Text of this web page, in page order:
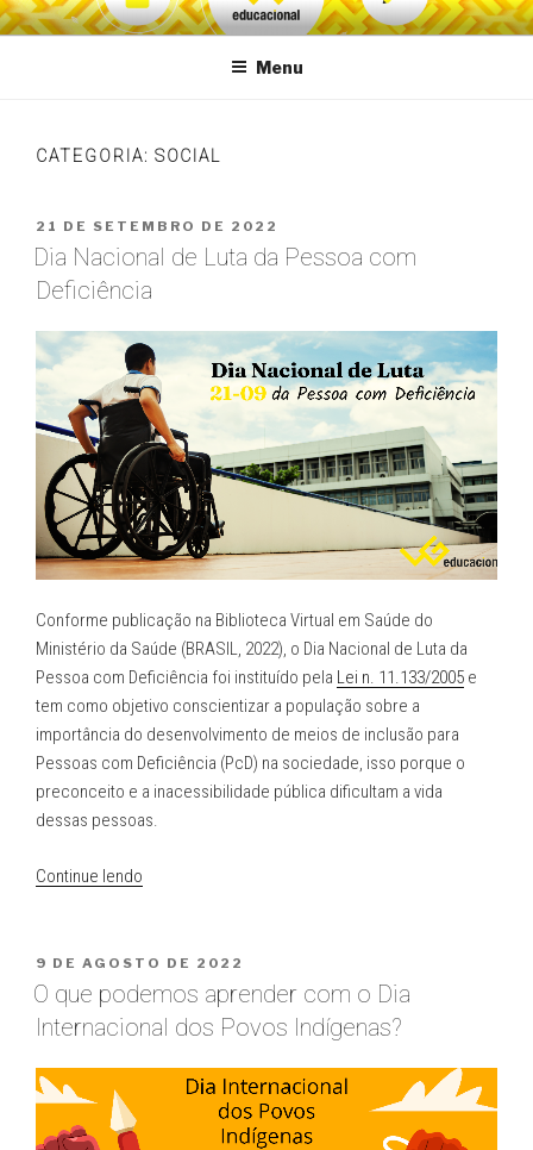
Pular
para
VG Educacional
Menu
CATEGORIA: SOCIAL
PUBLICADO
EM
21 DE SETEMBRO DE 2022
Dia Nacional de Luta da Pessoa com
Deficiência
Conforme publicação na Biblioteca Virtual em Saúde do
Ministério da Saúde (BRASIL, 2022), o Dia Nacional de Luta da
Pessoa com Deficiência foi instituído pela Lei n. 11.133/2005 e
tem como objetivo conscientizar a população sobre a
importância do desenvolvimento de meios de inclusão para
Pessoas com Deficiência (PcD) na sociedade, isso porque o
preconceito e a inacessibilidade pública dificultam a vida
dessas pessoas.
Continue lendo
Luta
da
Pessoa
Deficiência”
PUBLICADO
EM
9 DE AGOSTO DE 2022
O que podemos aprender com o Dia
Internacional dos Povos Indígenas?